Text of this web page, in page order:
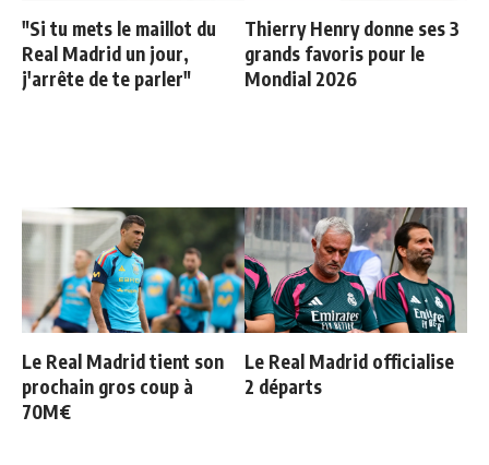
"Si tu mets le maillot du
Real Madrid un jour,
j'arrête de te parler"
Thierry Henry donne ses 3
grands favoris pour le
Mondial 2026
Le Real Madrid tient son
prochain gros coup à
70M€
Le Real Madrid officialise
2 départs